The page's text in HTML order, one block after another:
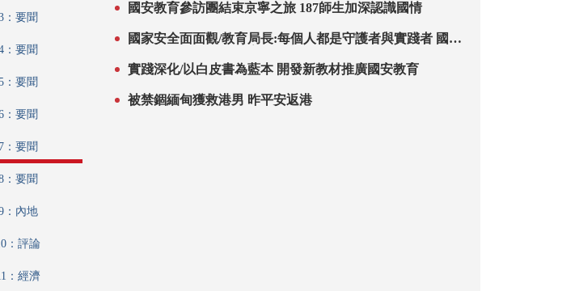
：要聞
：要聞
：要聞
：要聞
：要聞
：要聞
：內地
：評論
：經濟
國安教育參訪團結束京寧之旅 187師生加深認識國情
國家安全面面觀/教育局長:每個人都是守護者與實踐者 國安
實踐深化/以白皮書為藍本 開發新教材推廣國安教育
被禁錮緬甸獲救港男 昨平安返港